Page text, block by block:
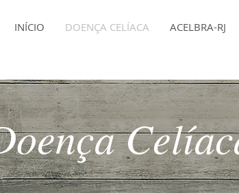
INÍCIO DOENÇA CELÍACA ACELBRA-RJ